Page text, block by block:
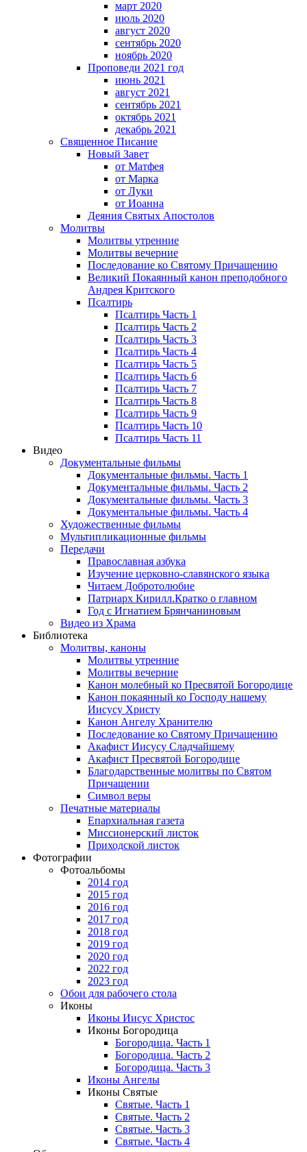
март 2020
июль 2020
август 2020
сентябрь 2020
ноябрь 2020
Проповеди 2021 год
июнь 2021
август 2021
сентябрь 2021
октябрь 2021
декабрь 2021
Священное Писание
Новый Завет
от Матфея
от Марка
от Луки
от Иоанна
Деяния Святых Апостолов
Молитвы
Молитвы утренние
Молитвы вечерние
Последование ко Святому Причащению
Великий Покаянный канон преподобного
Андрея Критского
Псалтирь
Псалтирь Часть 1
Псалтирь Часть 2
Псалтирь Часть 3
Псалтирь Часть 4
Псалтирь Часть 5
Псалтирь Часть 6
Псалтирь Часть 7
Псалтирь Часть 8
Псалтирь Часть 9
Псалтирь Часть 10
Псалтирь Часть 11
Видео
Документальные фильмы
Документальные фильмы. Часть 1
Документальные фильмы. Часть 2
Документальные фильмы. Часть 3
Документальные фильмы. Часть 4
Художественные фильмы
Мультипликационные фильмы
Передачи
Православная азбука
Изучение церковно-славянского языка
Читаем Добротолюбие
Патриарх Кирилл.Кратко о главном
Год с Игнатием Брянчаниновым
Видео из Храма
Библиотека
Молитвы, каноны
Молитвы утренние
Молитвы вечерние
Канон молебный ко Пресвятой Богородице
Канон покаянный ко Господу нашему
Иисусу Христу
Канон Ангелу Хранителю
Последование ко Святому Причащению
Акафист Иисусу Сладчайшему
Акафист Пресвятой Богородице
Благодарственные молитвы по Святом
Причащении
Символ веры
Печатные материалы
Епархиальная газета
Миссионерский листок
Приходской листок
Фотографии
Фотоальбомы
2014 год
2015 год
2016 год
2017 год
2018 год
2019 год
2020 год
2022 год
2023 год
Обои для рабочего стола
Иконы
Иконы Иисус Христос
Иконы Богородица
Богородица. Часть 1
Богородица. Часть 2
Богородица. Часть 3
Иконы Ангелы
Иконы Святые
Святые. Часть 1
Святые. Часть 2
Святые. Часть 3
Святые. Часть 4